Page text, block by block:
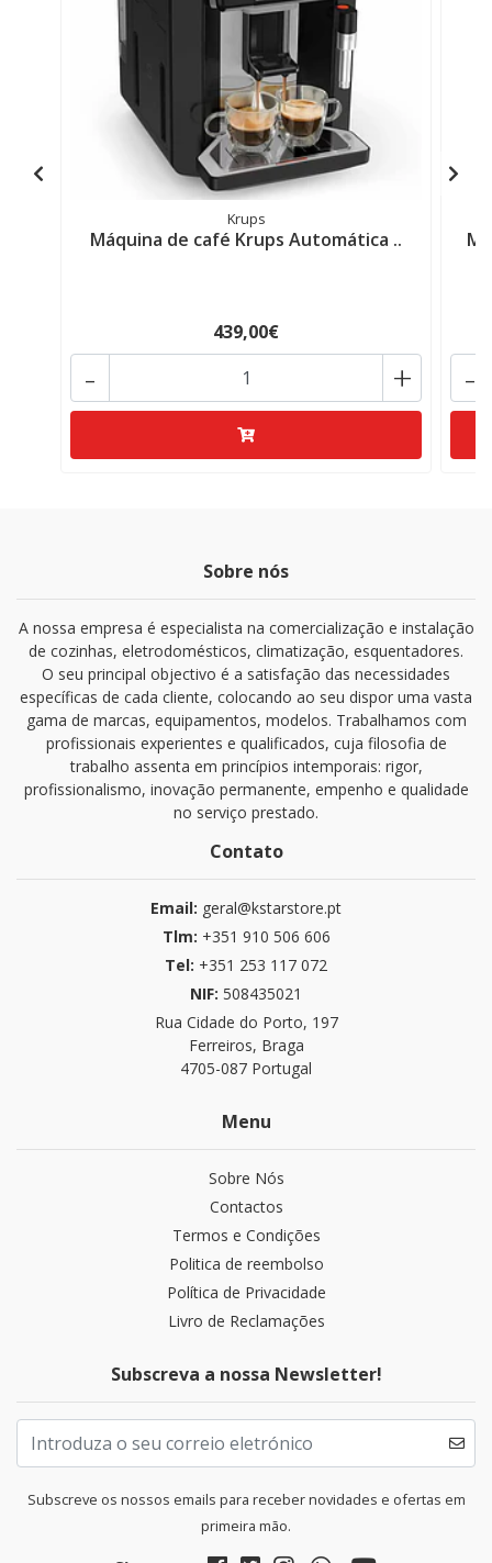
Krups
Máquina de café Krups Automática ..
439,00€
+
- -
Sobre nós
A nossa empresa é especialista na comercialização e instalação
de cozinhas, eletrodomésticos, climatização, esquentadores.
O seu principal objectivo é a satisfação das necessidades
específicas de cada cliente, colocando ao seu dispor uma vasta
gama de marcas, equipamentos, modelos. Trabalhamos com
profissionais experientes e qualificados, cuja filosofia de
trabalho assenta em princípios intemporais: rigor,
profissionalismo, inovação permanente, empenho e qualidade
no serviço prestado.
Contato
Email: geral@kstarstore.pt
Tlm: +351 910 506 606
Tel: +351 253 117 072
NIF: 508435021
Rua Cidade do Porto, 197
Ferreiros, Braga
4705-087 Portugal
Menu
Sobre Nós
Contactos
Termos e Condições
Politica de reembolso
Política de Privacidade
Livro de Reclamações
Subscreva a nossa Newsletter!
Subscreve os nossos emails para receber novidades e ofertas em
primeira mão.